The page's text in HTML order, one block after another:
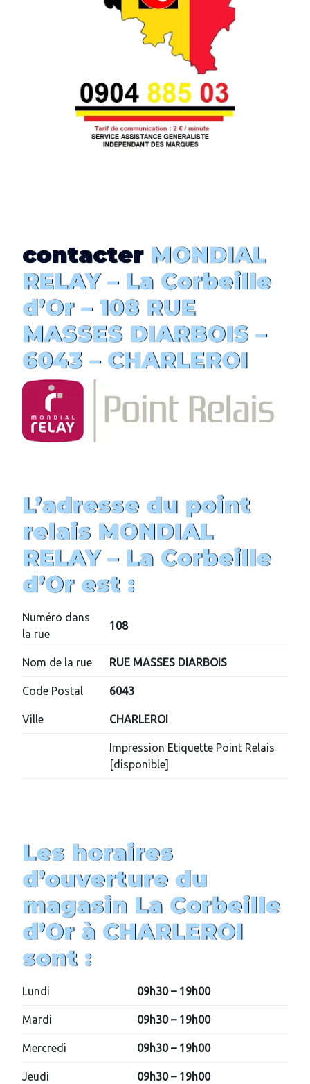
contacterMONDIAL
RELAY – La Corbeille
d’Or – 108 RUE
MASSES DIARBOIS –
6043 – CHARLEROI
L’adresse du point
relais MONDIAL
RELAY – La Corbeille
d’Or est :
Numéro dans
la rue
108
Nom de la rue RUE MASSES DIARBOIS
Code Postal 6043
Ville CHARLEROI
Impression Etiquette Point Relais
[disponible]
Les horaires
d’ouverture du
magasin La Corbeille
d’Or à CHARLEROI
sont :
Lundi 09h30 – 19h00
Mardi 09h30 – 19h00
Mercredi 09h30 – 19h00
Jeudi 09h30 – 19h00